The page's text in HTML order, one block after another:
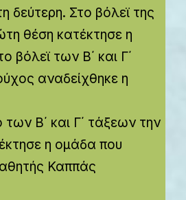
δεύτερη. Στο βόλεϊ της
θέση κατέκτησε η
βόλεϊ των Β΄ και Γ΄
αναδείχθηκε η
Β΄ και Γ΄ τάξεων την
η ομάδα που
Καππάς